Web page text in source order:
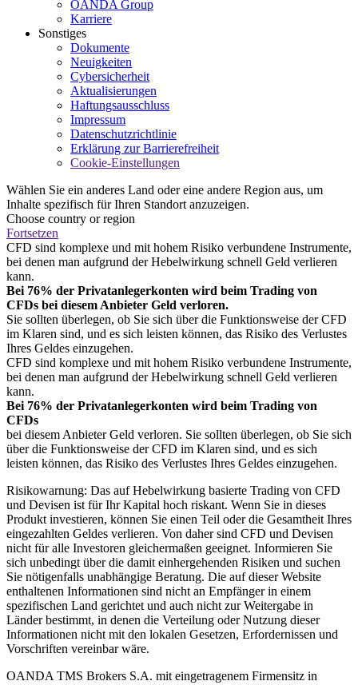
OANDA Group
Karriere
Sonstiges
Dokumente
Neuigkeiten
Cybersicherheit
Aktualisierungen
Haftungsausschluss
Impressum
Datenschutzrichtlinie
Erklärung zur Barrierefreiheit
Cookie-Einstellungen
Wählen Sie ein anderes Land oder eine andere Region aus, um
Inhalte spezifisch für Ihren Standort anzuzeigen.
Choose country or region
Fortsetzen
CFD sind komplexe und mit hohem Risiko verbundene Instrumente,
bei denen man aufgrund der Hebelwirkung schnell Geld verlieren
kann.
Bei 76% der Privatanlegerkonten wird beim Trading von
CFDs bei diesem Anbieter Geld verloren.
Sie sollten überlegen, ob Sie sich über die Funktionsweise der CFD
im Klaren sind, und es sich leisten können, das Risiko des Verlustes
Ihres Geldes einzugehen.
CFD sind komplexe und mit hohem Risiko verbundene Instrumente,
bei denen man aufgrund der Hebelwirkung schnell Geld verlieren
kann.
Bei 76% der Privatanlegerkonten wird beim Trading von
CFDs
bei diesem Anbieter Geld verloren. Sie sollten überlegen, ob Sie sich
über die Funktionsweise der CFD im Klaren sind, und es sich
leisten können, das Risiko des Verlustes Ihres Geldes einzugehen.
Risikowarnung: Das auf Hebelwirkung basierte Trading von CFD
und Devisen ist für Ihr Kapital hoch riskant. Wenn Sie in dieses
Produkt investieren, können Sie einen Teil oder die Gesamtheit Ihres
eingezahlten Geldes verlieren. Von daher sind CFD und Devisen
nicht für alle Investoren gleichermaßen geeignet. Informieren Sie
sich unbedingt über die damit einhergehenden Risiken und suchen
Sie nötigenfalls unabhängige Beratung. Die auf dieser Website
enthaltenen Informationen sind nicht an Empfänger in einem
spezifischen Land gerichtet und auch nicht zur Weitergabe in
Länder bestimmt, in denen die Verteilung oder Nutzung dieser
Informationen nicht mit den lokalen Gesetzen, Erfordernissen und
Vorschriften vereinbar wäre.
OANDA TMS Brokers S.A. mit eingetragenem Firmensitz in